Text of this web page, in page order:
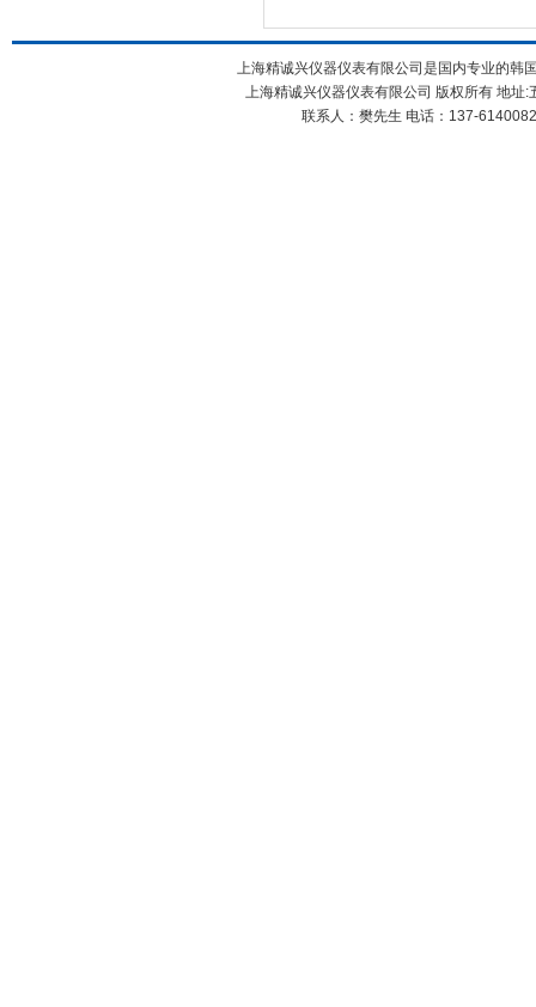
上海精诚兴仪器仪表有限公司是国内专业的韩
上海精诚兴仪器仪表有限公司 版权所有 地
联系人：樊先生 电话：137-